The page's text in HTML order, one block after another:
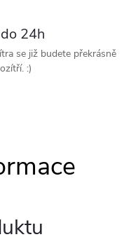
24h
se již budete překrásně
:)